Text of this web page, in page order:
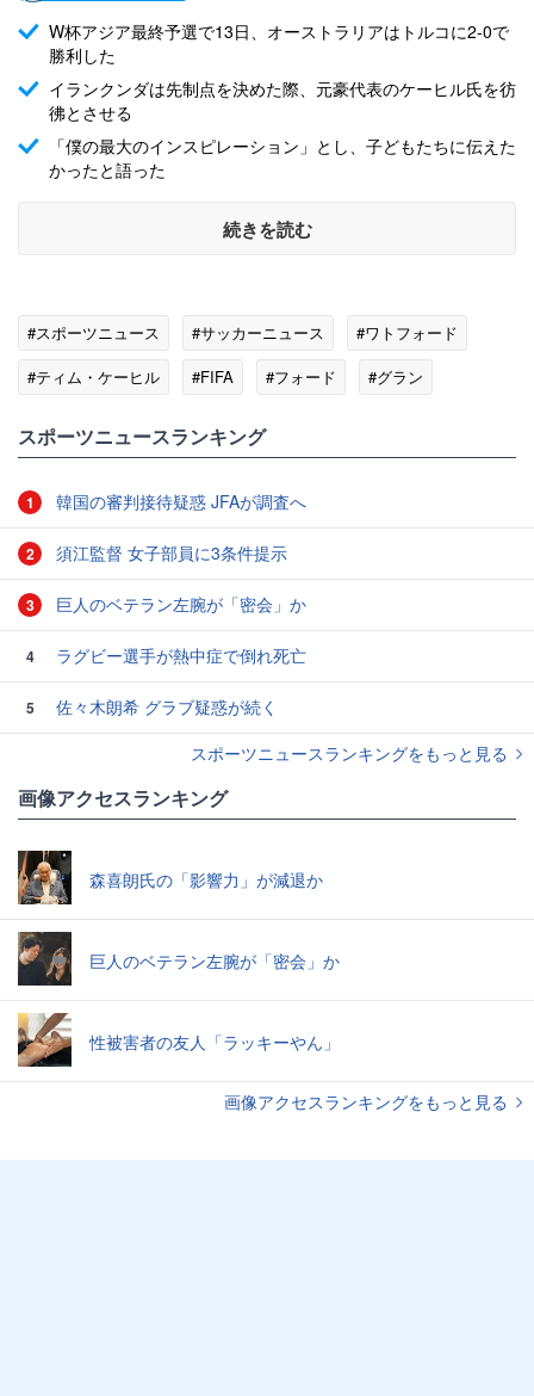
W杯アジア最終予選で13日、オーストラリアはトルコに2-0で
勝利した
イランクンダは先制点を決めた際、元豪代表のケーヒル氏を彷
彿とさせる
「僕の最大のインスピレーション」とし、子どもたちに伝えた
かったと語った
続きを読む
#スポーツニュース #サッカーニュース
#ワトフォード
#ティム・ケーヒル
#FIFA #フォード
#グラン
スポーツニュースランキング
1 韓国の審判接待疑惑 JFAが調査へ
2 須江監督 女子部員に3条件提示
3 巨人のベテラン左腕が「密会」か
4 ラグビー選手が熱中症で倒れ死亡
5
佐々木朗希 グラブ疑惑が続く
スポーツニュースランキングをもっと見る
画像アクセスランキング
森喜朗氏の「影響力」が減退か
巨人のベテラン左腕が「密会」か
性被害者の友人「ラッキーやん」
画像アクセスランキングをもっと見る